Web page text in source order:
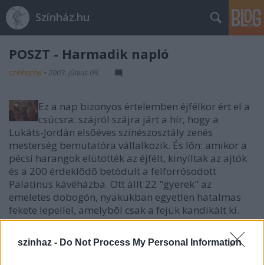
szinhaz - Do Not Process My Personal Information
Színház.hu
POSZT - Harmadik napló
szinhazhu • 2003. június 09.
Ez a nap bizonyos értelemben éjfélkor ért el a
csúcsra: szájról szájra járt a hír, hogy a
Lukáts-Jordán elsõéves színészosztály zenés
mesterség bemutatóra vállalkozik. És lõn: amikor a
pécsi harangok elütötték az éjfélt, kinyíltak az ajtók
és a 200 érdeklõdõ betódult a felforrósodott
Palatinus kávéházba. Ott állt 22 "gyerek" az
emeletes dobogón, nyakukban egyetlen hatalmas
fekete lepellel, amelybõl csak a fejük kandikált ki.
Lukáts tanár úr azt kérte a jelenlévõktõl, hogy zárják
el a telefonjukat, ne gyújtsanak rá és legyenek
türelemmel 16 perc és 24 másodperc erejéig. Az